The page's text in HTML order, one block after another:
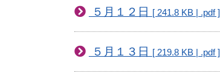
５月１２日 [ 241.8 KB | .pdf ]
５月１３日 [ 219.8 KB | .pdf ]